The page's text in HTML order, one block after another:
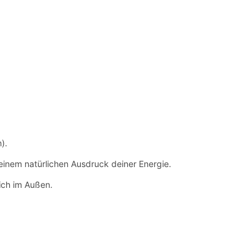
natürlichen Ausdruck deiner Energie.
im Außen.